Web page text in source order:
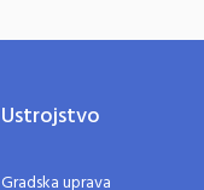
Ustrojstvo
Gradska uprava